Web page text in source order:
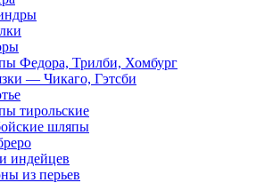
Федора, Трилби, Хомбург
— Чикаго, Гэтсби
тирольские
шляпы
индейцев
из перьев